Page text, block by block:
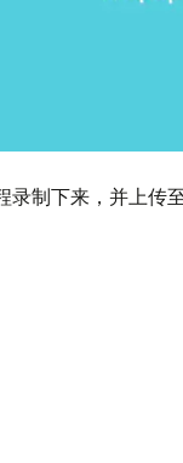
录制下来，并上传